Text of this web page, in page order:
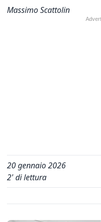
Massimo Scattolin
20 gennaio 2026
2' di lettura